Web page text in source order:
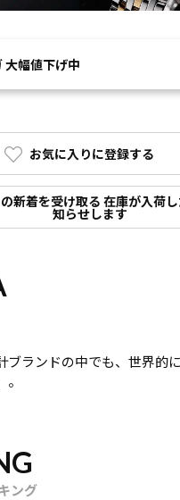
大幅値下げ中
お気に入りに登録する
新着を受け取る 在庫が入荷
知らせします
ブランドの中でも、世界的
ング